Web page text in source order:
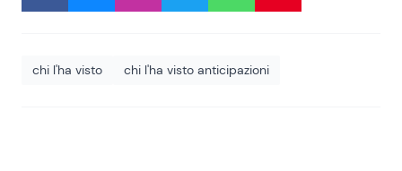
chi l'ha visto chi l'ha visto anticipazioni